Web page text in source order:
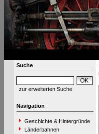
Suche
zur erweiterten Suche
Navigation
Geschichte & Hintergründe
Länderbahnen